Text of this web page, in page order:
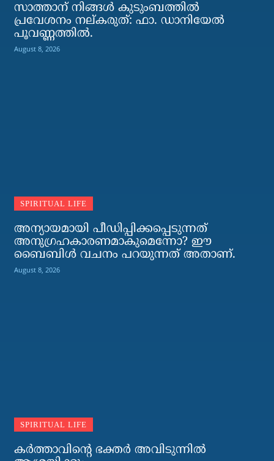
സാത്താന് നിങ്ങള്‍ കുടുംബത്തില്‍
പ്രവേശനം നല്കരുത്: ഫാ. ഡാനിയേല്‍
പൂവണ്ണത്തില്‍.
August 8, 2026
SPIRITUAL LIFE
അന്യായമായി പീഡിപ്പിക്കപ്പെടുന്നത്
അനുഗ്രഹകാരണമാകുമെന്നോ? ഈ
ബൈബിള്‍ വചനം പറയുന്നത് അതാണ്.
August 8, 2026
SPIRITUAL LIFE
കര്‍ത്താവിന്റെ ഭക്തര്‍ അവിടുന്നില്‍